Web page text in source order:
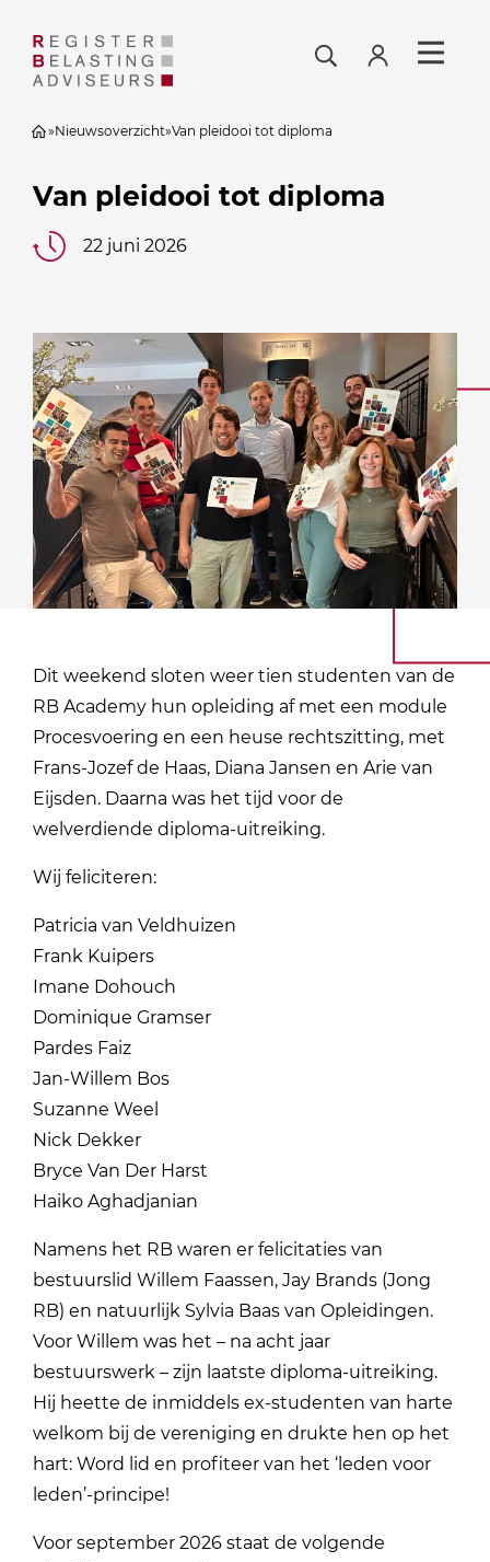
»Nieuwsoverzicht»Van pleidooi tot diploma
Van pleidooi tot diploma
22 juni 2026
Dit weekend sloten weer tien studenten van de
RB Academy hun opleiding af met een module
Procesvoering en een heuse rechtszitting, met
Frans-Jozef de Haas, Diana Jansen en Arie van
Eijsden. Daarna was het tijd voor de
welverdiende diploma-uitreiking.
Wij feliciteren:
Patricia van Veldhuizen
Frank Kuipers
Imane Dohouch
Dominique Gramser
Pardes Faiz
Jan-Willem Bos
Suzanne Weel
Nick Dekker
Bryce Van Der Harst
Haiko Aghadjanian
Namens het RB waren er felicitaties van
bestuurslid Willem Faassen, Jay Brands (Jong
RB) en natuurlijk Sylvia Baas van Opleidingen.
Voor Willem was het – na acht jaar
bestuurswerk – zijn laatste diploma-uitreiking.
Hij heette de inmiddels ex-studenten van harte
welkom bij de vereniging en drukte hen op het
hart: Word lid en profiteer van het ‘leden voor
leden’-principe!
Voor september 2026 staat de volgende